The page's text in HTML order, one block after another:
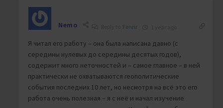
Nemo Fenrir
Я читал его работу – она была написана давно (с
середины нулевых до середины десятых годов),
содержит много неточностей и – самое главное – в ней
практически не охватываются геополитические
события последних 10 лет, но несмотря на всё это его
работа очень полезная – я с неё и начал изучение